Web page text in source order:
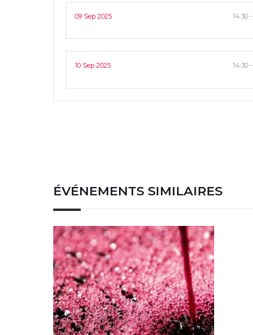
09 Sep 2025 14:30 -
10 Sep 2025 14:30 -
ÉVÉNEMENTS SIMILAIRES